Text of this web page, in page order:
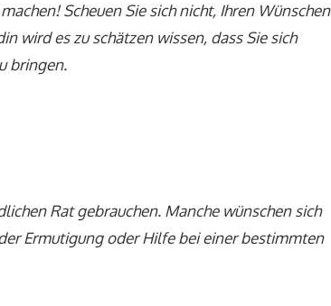
Scheuen Sie sich nicht, Ihren Wünschen
wird es zu schätzen wissen, dass Sie sich
bringen.
Rat gebrauchen. Manche wünschen sich
Ermutigung oder Hilfe bei einer bestimmten